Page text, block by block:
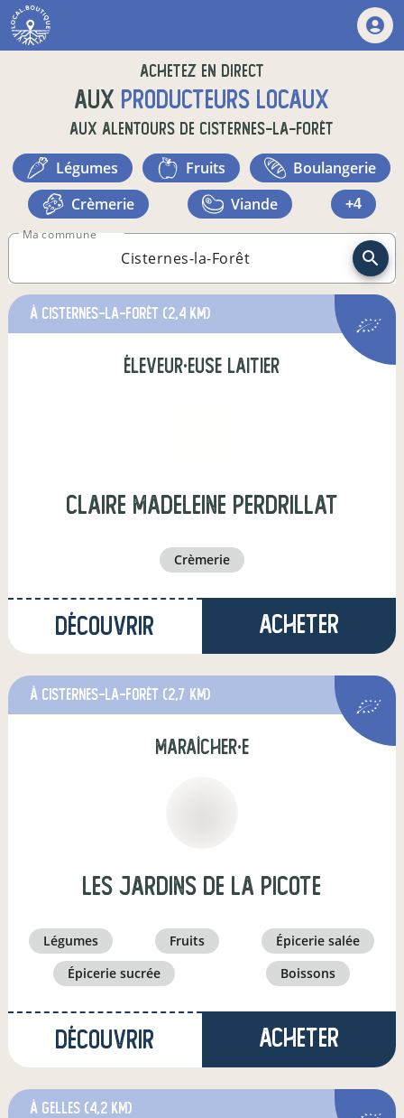
Achetez en direct
auxproducteurs locaux
aux alentours de Cisternes-la-Forêt
légumes fruits
boulangerie
crèmerie
viande +4
Ma commune
à Cisternes-la-Forêt (2,4 km)
éleveur·euse laitier
claire madeleine perdrillat
crèmerie
Découvrir Acheter
à Cisternes-la-Forêt (2,7 km)
maraîcher·e
Les jardins de la Picote
légumes fruits
épicerie salée
épicerie sucrée
boissons
Découvrir Acheter
à Gelles (4,2 km)